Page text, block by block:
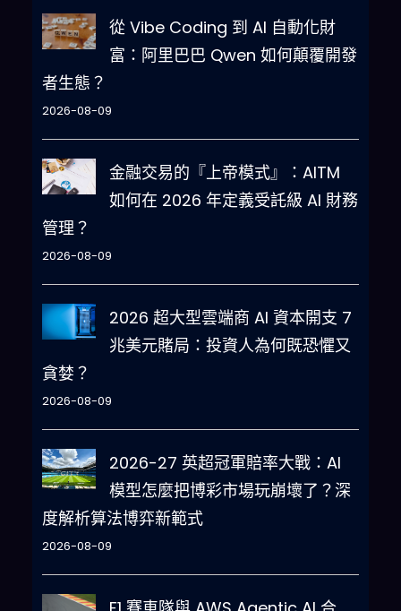
從 Vibe Coding 到 AI 自動化財
富：阿里巴巴 Qwen 如何顛覆開發
者生態？
2026-08-09
金融交易的『上帝模式』：AITM
如何在 2026 年定義受託級 AI 財務
管理？
2026-08-09
2026 超大型雲端商 AI 資本開支 7
兆美元賭局：投資人為何既恐懼又
貪婪？
2026-08-09
2026-27 英超冠軍賠率大戰：AI
模型怎麼把博彩市場玩崩壞了？深
度解析算法博弈新範式
2026-08-09